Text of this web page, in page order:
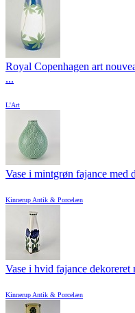
Royal Copenhagen art
...
L'Art
Vase i mintgrøn fajance med
Kinnerup Antik & Porcelæn
Vase i hvid fajance
Kinnerup Antik & Porcelæn